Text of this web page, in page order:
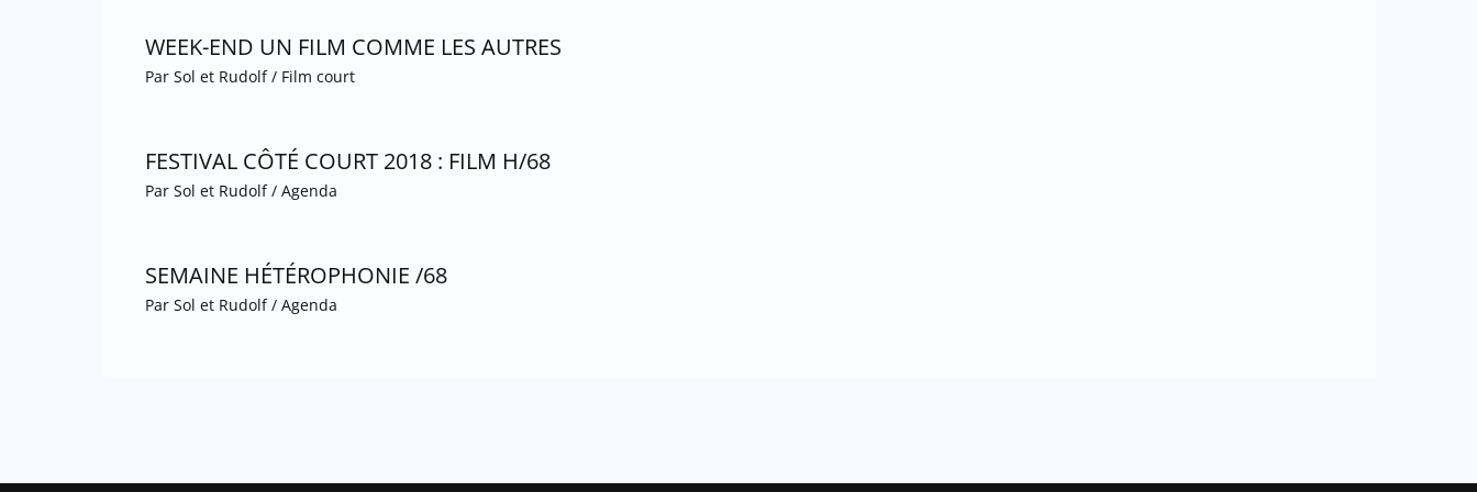
WEEK-END UN FILM COMME LES AUTRES
Par Sol et Rudolf/ Film court
FESTIVAL CÔTÉ COURT 2018 : FILM H/68
Par Sol et Rudolf/ Agenda
SEMAINE HÉTÉROPHONIE /68
Par Sol et Rudolf/ Agenda